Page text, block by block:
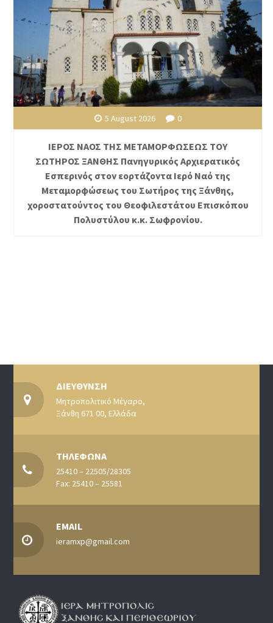
5 August 2026 0
ΙΕΡΟΣ ΝΑΟΣ ΤΗΣ ΜΕΤΑΜΟΡΦΩΣΕΩΣ ΤΟΥ
ΣΩΤΗΡΟΣ ΞΑΝΘΗΣ Πανηγυρικός Αρχιερατικός
Εσπερινός στον εορτάζοντα Ιερό Ναό της
Μεταμορφώσεως του Σωτήρος της Ξάνθης,
χοροστατούντος του Θεοφιλεστάτου Επισκόπου
Πολυστύλου κ.κ. Σωφρονίου.
ΔΙΕΥΘΥΝΣΗ
Μητροπολιτικό Μέγαρο,
Ξάνθη 671 00, Ελλάδα
ΤΗΛΕΦΩΝΑ
25410 – 22505/28305
Fax: 25410 – 25581
EMAIL
ieramxp@gmail.com